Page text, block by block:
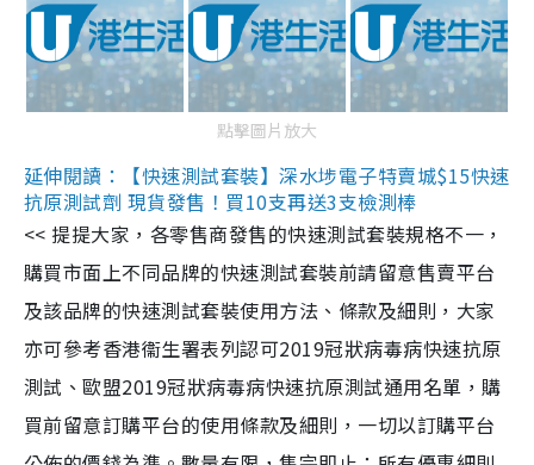
點擊圖片放大
延伸閱讀：【快速測試套裝】深水埗電子特賣城$15快速
抗原測試劑 現貨發售！買10支再送3支檢測棒
<< 提提大家，各零售商發售的快速測試套裝規格不一，
購買市面上不同品牌的快速測試套裝前請留意售賣平台
及該品牌的快速測試套裝使用方法、條款及細則，大家
亦可參考香港衞生署表列認可2019冠狀病毒病快速抗原
測試、歐盟2019冠狀病毒病快速抗原測試通用名單，購
買前留意訂購平台的使用條款及細則，一切以訂購平台